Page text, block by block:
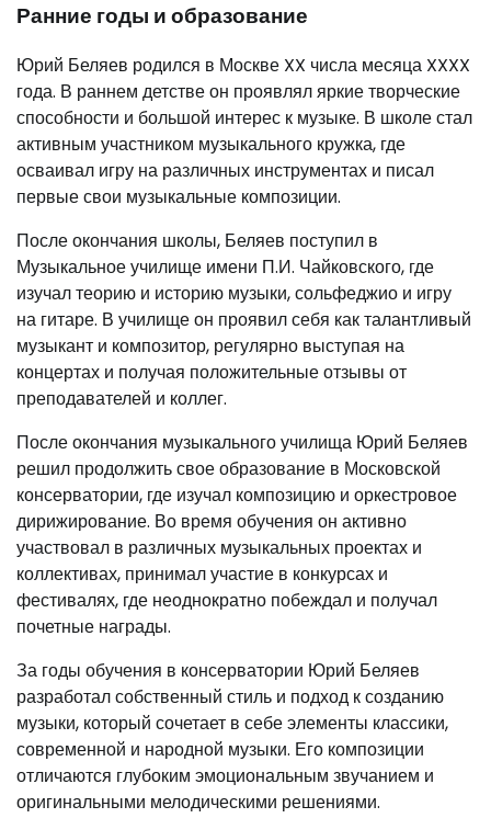
Ранние годы и образование
Юрий Беляев родился в Москве XX числа месяца XXXX
года. В раннем детстве он проявлял яркие творческие
способности и большой интерес к музыке. В школе стал
активным участником музыкального кружка, где
осваивал игру на различных инструментах и писал
первые свои музыкальные композиции.
После окончания школы, Беляев поступил в
Музыкальное училище имени П.И. Чайковского, где
изучал теорию и историю музыки, сольфеджио и игру
на гитаре. В училище он проявил себя как талантливый
музыкант и композитор, регулярно выступая на
концертах и получая положительные отзывы от
преподавателей и коллег.
После окончания музыкального училища Юрий Беляев
решил продолжить свое образование в Московской
консерватории, где изучал композицию и оркестровое
дирижирование. Во время обучения он активно
участвовал в различных музыкальных проектах и
коллективах, принимал участие в конкурсах и
фестивалях, где неоднократно побеждал и получал
почетные награды.
За годы обучения в консерватории Юрий Беляев
разработал собственный стиль и подход к созданию
музыки, который сочетает в себе элементы классики,
современной и народной музыки. Его композиции
отличаются глубоким эмоциональным звучанием и
оригинальными мелодическими решениями.